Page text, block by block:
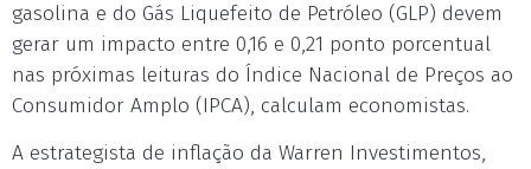
gasolina e do Gás Liquefeito de Petróleo (GLP) devem
gerar um impacto entre 0,16 e 0,21 ponto porcentual
nas próximas leituras do Índice Nacional de Preços ao
Consumidor Amplo (IPCA), calculam economistas.
A estrategista de inflação da Warren Investimentos,